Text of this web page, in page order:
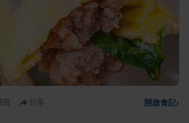
賞 分享 開啟食記›